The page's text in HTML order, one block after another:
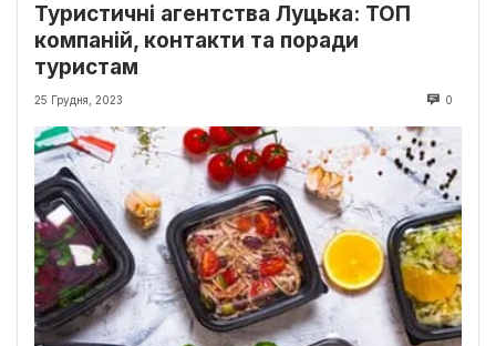
Туристичні агентства Луцька: ТОП
компаній, контакти та поради
туристам
25 Грудня, 2023 0